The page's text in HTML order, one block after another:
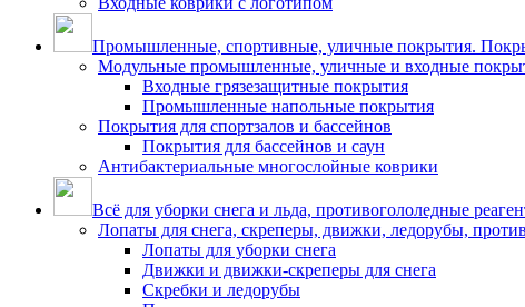
Промышленные, спортивные, уличные покрытия.
Модульные промышленные, уличные и входные
Входные грязезащитные покрытия
Промышленные напольные покрытия
Покрытия для спортзалов и бассейнов
Покрытия для бассейнов и саун
Антибактериальные многослойные коврики
Всё для уборки снега и льда, противогололедные
Лопаты для снега, скреперы, движки, ледорубы,
Лопаты для уборки снега
Движки и движки-скреперы для снега
Скребки и ледорубы